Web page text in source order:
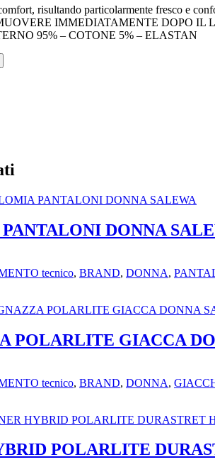
risultando particolarmente fresco
IMMEDIATAMENTE DOPO IL
95% – COTONE 5% – ELASTAN
DONNA
tecnico, BRAND, DONNA,
POLARLITE GIACCA
tecnico, BRAND, DONNA,
POLARLITE